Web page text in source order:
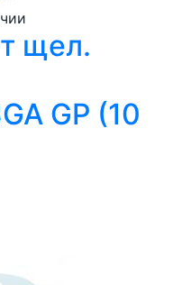
щел.
GP (10